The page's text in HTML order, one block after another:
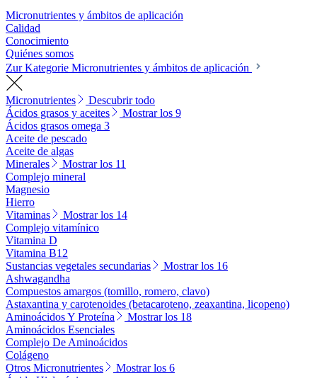
Micronutrientes y ámbitos de aplicación
Calidad
Conocimiento
Quiénes somos
Zur Kategorie Micronutrientes y ámbitos de aplicación
Micronutrientes
Descubrir todo
Ácidos grasos y aceites
Mostrar los 9
Ácidos grasos omega 3
Aceite de pescado
Aceite de algas
Minerales
Mostrar los 11
Complejo mineral
Magnesio
Hierro
Vitaminas
Mostrar los 14
Complejo vitamínico
Vitamina D
Vitamina B12
Sustancias vegetales secundarias
Mostrar los 16
Ashwagandha
Compuestos amargos (tomillo, romero, clavo)
Astaxantina y carotenoides (betacaroteno, zeaxantina, licopeno)
Aminoácidos Y Proteína
Mostrar los 18
Aminoácidos Esenciales
Complejo De Aminoácidos
Colágeno
Otros Micronutrientes
Mostrar los 6